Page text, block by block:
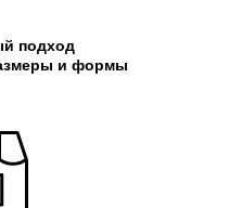
подход
и формы